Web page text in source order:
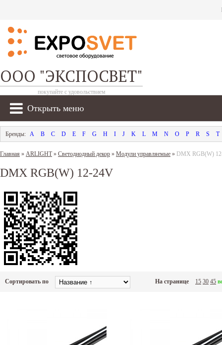
ООО "ЭКСПОСВЕТ"
покупайте с удовольствием
Открыть меню
A B C D E F G H I J K L M N O P R S T
Главная » ARLIGHT» Светодиодный декор » Модули управляемые » DMX RGB(W)
DMX RGB(W) 12-24V
Сортировать по На странице 15 30 45